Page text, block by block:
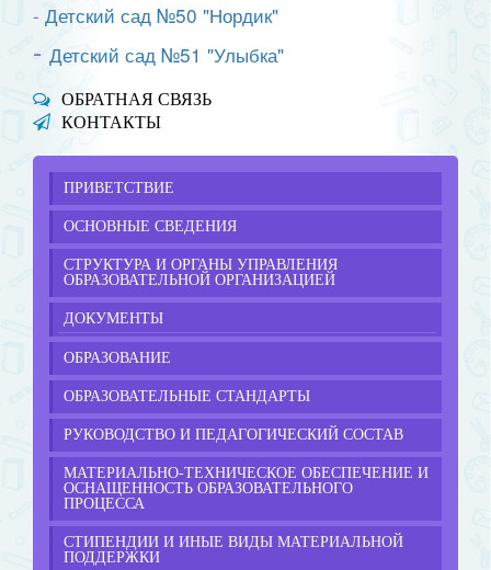
- Детский сад №50 "Нордик"
- Детский сад №51 "Улыбка"
ОБРАТНАЯ СВЯЗЬ
КОНТАКТЫ
ПРИВЕТСТВИЕ
ОСНОВНЫЕ СВЕДЕНИЯ
СТРУКТУРА И ОРГАНЫ УПРАВЛЕНИЯ
ОБРАЗОВАТЕЛЬНОЙ ОРГАНИЗАЦИЕЙ
ДОКУМЕНТЫ
ОБРАЗОВАНИЕ
ОБРАЗОВАТЕЛЬНЫЕ СТАНДАРТЫ
РУКОВОДСТВО И ПЕДАГОГИЧЕСКИЙ СОСТАВ
МАТЕРИАЛЬНО-ТЕХНИЧЕСКОЕ ОБЕСПЕЧЕНИЕ И
ОСНАЩЕННОСТЬ ОБРАЗОВАТЕЛЬНОГО
ПРОЦЕССА
СТИПЕНДИИ И ИНЫЕ ВИДЫ МАТЕРИАЛЬНОЙ
ПОДДЕРЖКИ